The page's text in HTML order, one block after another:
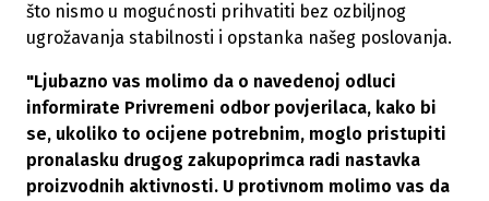
što nismo u mogućnosti prihvatiti bez ozbiljnog
ugrožavanja stabilnosti i opstanka našeg poslovanja.
"Ljubazno vas molimo da o navedenoj odluci
informirate Privremeni odbor povjerilaca, kako bi
se, ukoliko to ocijene potrebnim, moglo pristupiti
pronalasku drugog zakupoprimca radi nastavka
proizvodnih aktivnosti. U protivnom molimo vas da